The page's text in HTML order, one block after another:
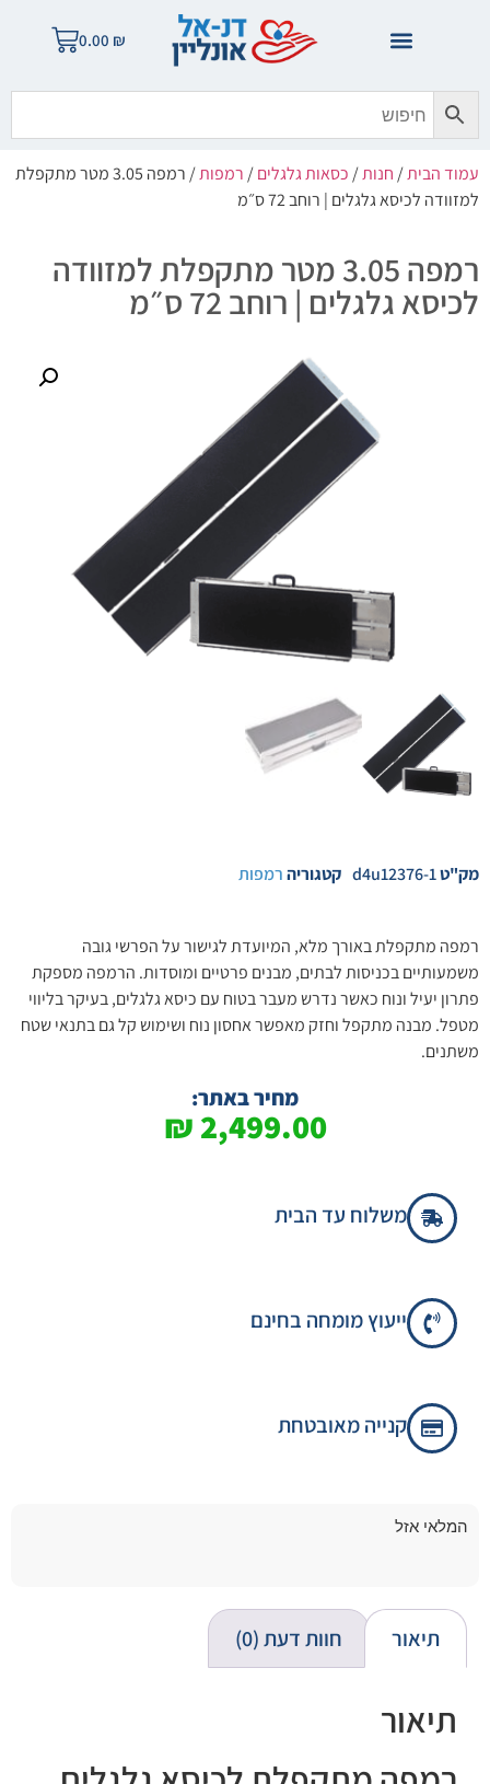
0.00 ₪
עמוד הבית/חנות/כסאות גלגלים/רמפות
/ רמפה 3.05 מטר מתקפלת
למזוודה לכיסא גלגלים | רוחב 72 ס״מ
רמפה 3.05 מטר מתקפלת למזוודה
לכיסא גלגלים | רוחב 72 ס״מ
מק"טd4u12376-1 קטגוריהרמפות
רמפה מתקפלת באורך מלא, המיועדת לגישור על הפרשי גובה
משמעותיים בכניסות לבתים, מבנים פרטיים ומוסדות. הרמפה מספקת
פתרון יעיל ונוח כאשר נדרש מעבר בטוח עם כיסא גלגלים, בעיקר בליווי
מטפל. מבנה מתקפל וחזק מאפשר אחסון נוח ושימוש קל גם בתנאי שטח
משתנים.
מחיר באתר:
2,499.00
₪
משלוח עד הבית
ייעוץ מומחה בחינם
קנייה מאובטחת
המלאי אזל
תיאור חוות דעת (0)
תיאור